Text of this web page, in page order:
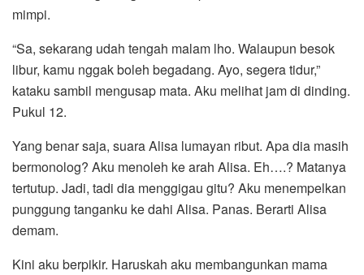
mimpi.
“Sa, sekarang udah tengah malam lho. Walaupun besok
libur, kamu nggak boleh begadang. Ayo, segera tidur,”
kataku sambil mengusap mata. Aku melihat jam di dinding.
Pukul 12.
Yang benar saja, suara Alisa lumayan ribut. Apa dia masih
bermonolog? Aku menoleh ke arah Alisa. Eh….? Matanya
tertutup. Jadi, tadi dia menggigau gitu? Aku menempelkan
punggung tanganku ke dahi Alisa. Panas. Berarti Alisa
demam.
Kini aku berpikir. Haruskah aku membangunkan mama